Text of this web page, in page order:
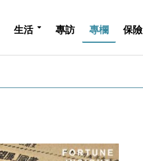
生活 專訪 專欄 保險